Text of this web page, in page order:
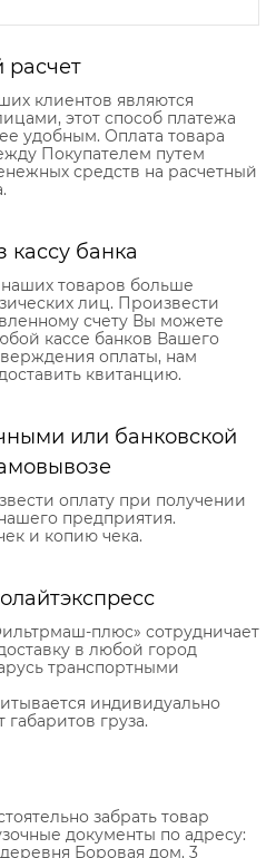
расчет
клиентов являются
этот способ платежа
удобным. Оплата товара
Покупателем путем
средств на расчетный
кассу банка
товаров больше
лиц. Произвести
счету Вы можете
кассе банков Вашего
оплаты, нам
квитанцию.
или банковской
оплату при получении
предприятия.
и копию чека.
плюс» сотрудничает
в любой город
транспортными
индивидуально
габаритов груза.
забрать товар
документы по адресу:
Боровая дом. 3